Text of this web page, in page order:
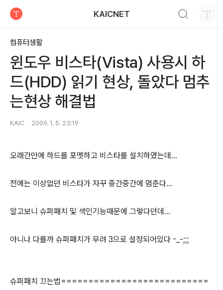
KAICNET
컴퓨터생활
윈도우 비스타(Vista) 사용시 하
드(HDD) 읽기 현상, 돌았다 멈추
는현상 해결법
KAIC 2009. 1. 5. 23:19
오래간만에 하드를 포멧하고 비스타를 설치하였는데...
전에는 이상없던 비스타가 자꾸 중간중간에 멈춘다...
알고보니 슈퍼패치 및 색인기능때문에 그렇다던데...
아니나 다를까 슈퍼패치가 무려 3으로 설정되어있다 -_-;;;
슈퍼패치 끄는법===========================